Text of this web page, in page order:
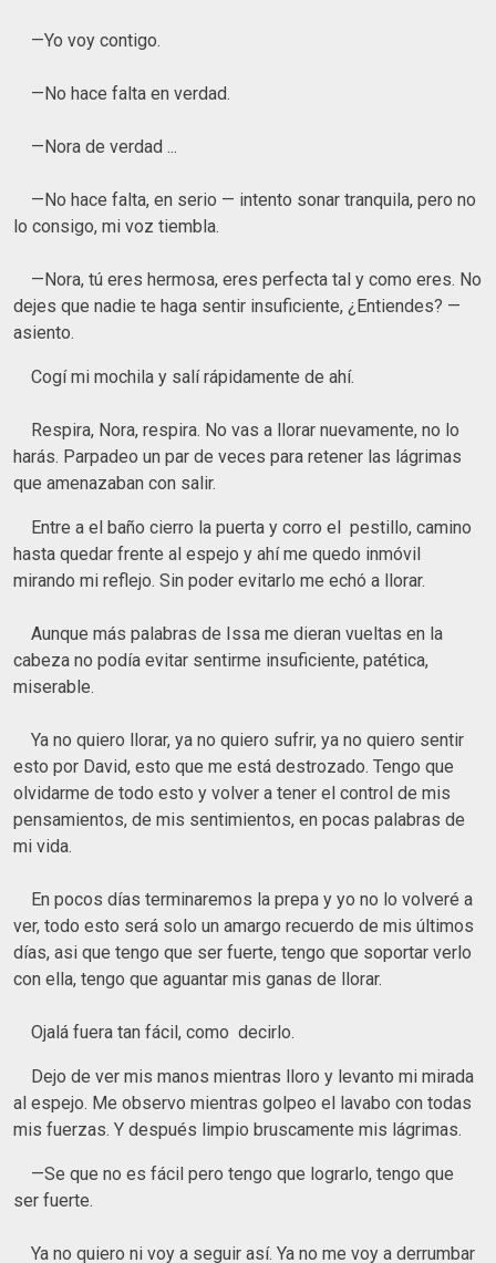
—Yo voy contigo.
—No hace falta en verdad.
—Nora de verdad ...
—No hace falta, en serio — intento sonar tranquila, pero no
lo consigo, mi voz tiembla.
—Nora, tú eres hermosa, eres perfecta tal y como eres. No
dejes que nadie te haga sentir insuficiente, ¿Entiendes? —
asiento.
Cogí mi mochila y salí rápidamente de ahí.
Respira, Nora, respira. No vas a llorar nuevamente, no lo
harás. Parpadeo un par de veces para retener las lágrimas
que amenazaban con salir.
Entre a el baño cierro la puerta y corro el pestillo, camino
hasta quedar frente al espejo y ahí me quedo inmóvil
mirando mi reflejo. Sin poder evitarlo me echó a llorar.
Aunque más palabras de Issa me dieran vueltas en la
cabeza no podía evitar sentirme insuficiente, patética,
miserable.
Ya no quiero llorar, ya no quiero sufrir, ya no quiero sentir
esto por David, esto que me está destrozado. Tengo que
olvidarme de todo esto y volver a tener el control de mis
pensamientos, de mis sentimientos, en pocas palabras de
mi vida.
En pocos días terminaremos la prepa y yo no lo volveré a
ver, todo esto será solo un amargo recuerdo de mis últimos
días, asi que tengo que ser fuerte, tengo que soportar verlo
con ella, tengo que aguantar mis ganas de llorar.
Ojalá fuera tan fácil, como decirlo.
Dejo de ver mis manos mientras lloro y levanto mi mirada
al espejo. Me observo mientras golpeo el lavabo con todas
mis fuerzas. Y después limpio bruscamente mis lágrimas.
—Se que no es fácil pero tengo que lograrlo, tengo que
ser fuerte.
Ya no quiero ni voy a seguir así. Ya no me voy a derrumbar